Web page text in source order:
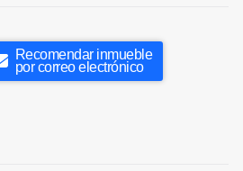
Recomendar inmueble
por correo electrónico